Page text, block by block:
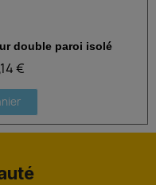
double paroi isolé
€